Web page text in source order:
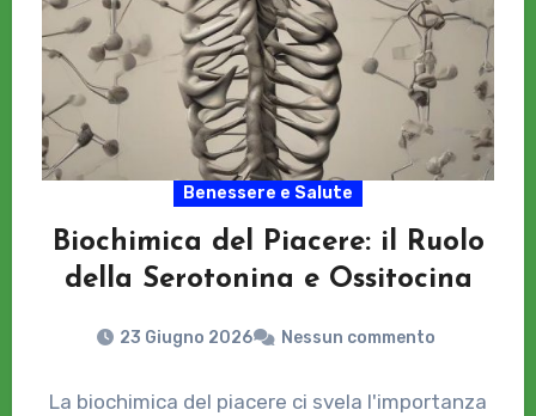
Benessere e Salute
Biochimica del Piacere: il Ruolo
della Serotonina e Ossitocina
23 Giugno 2026 Nessun commento
La biochimica del piacere ci svela l'importanza